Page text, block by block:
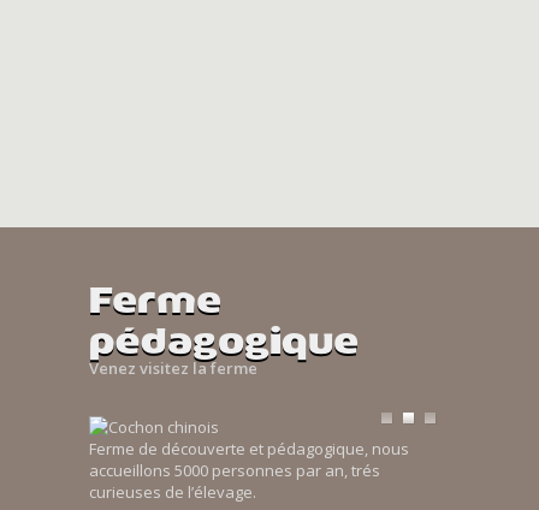
Ferme
pédagogique
Venez visitez la ferme
Ferme de découverte et pédagogique, nous
accueillons 5000 personnes par an, trés
curieuses de l’élevage.